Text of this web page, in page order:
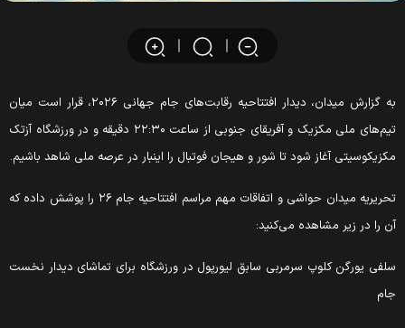
به گزارش میدان، دیدار افتتاحیه رقابت‌های جام جهانی ۲۰۲۶، قرار است میان
تیم‌های ملی مکزیک و آفریقای جنوبی از ساعت ۲۲:۳۰ دقیقه و در ورزشگاه آزتک
مکزیکوسیتی آغاز شود تا شور و هیجان فوتبال را اینبار در عرصه ملی شاهد باشیم.
تحریریه میدان حواشی و اتفاقات مهم مراسم افتتاحیه جام ۲۶ را پوشش داده که
آن را در زیر مشاهده می‌کنید:
سلفی یورگن کلوپ سرمربی سابق لیورپول در ورزشگاه برای تماشای دیدار نخست
جام